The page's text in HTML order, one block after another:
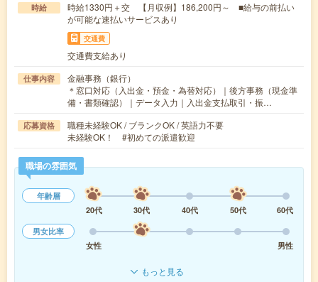
時給
時給1330円＋交 【月収例】186,200円～ ■給与の前払い
が可能な速払いサービスあり
交通費
交通費支給あり
仕事内容
金融事務（銀行）
＊窓口対応（入出金・預金・為替対応）｜後方事務（現金準
備・書類確認）｜データ入力｜入出金支払取引・振…
応募資格
職種未経験OK / ブランクOK / 英語力不要
未経験OK！ #初めての派遣歓迎
職場の雰囲気
年齢層
20代
30代 40代 50代
60代
男女比率
女性
男性
もっと見る